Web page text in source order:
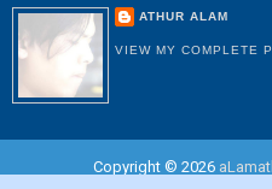
ATHUR ALAM
VIEW MY COMPLETE
Copyright © 2026